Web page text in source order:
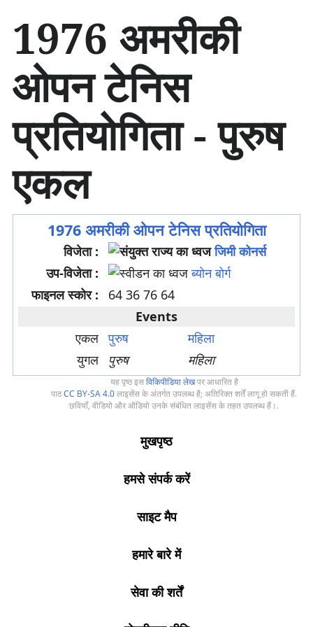
प
जा
एँ
1976 अमरीकी
ओपन टेनिस
प्रतियोगिता - पुरुष
एकल
1976 अमरीकी ओपन टेनिस प्रतियोगिता
विजेता :
जिमी कोनर्स
उप-विजेता :
ब्योन बोर्ग
फाइनल स्कोर :
64 36 76 64
Events
एकल पुरुष
महिला
युगल
पुरुष महिला
यह पृष्ठ इसविकिपीडिया लेखपर आधारित है
पाठCC BY-SA 4.0लाइसेंस के अंतर्गत उपलब्ध है; अतिरिक्त शर्तें लागू हो सकती हैं.
छवियाँ, वीडियो और ऑडियो उनके संबंधित लाइसेंस के तहत उपलब्ध हैं।.
मुखपृष्ठ
हमसे संपर्क करें
साइट मैप
हमारे बारे में
सेवा की शर्तें